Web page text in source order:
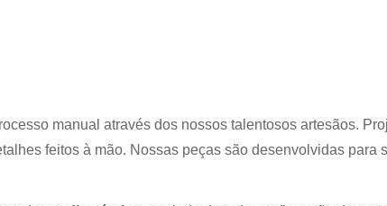
manual através dos nossos talentosos artesãos.
feitos à mão. Nossas peças são desenvolvidas para